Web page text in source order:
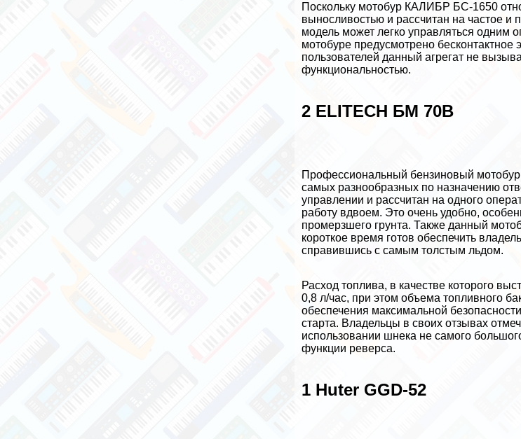
Поскольку мотобур КАЛИБР БС-1650
выносливостью и рассчитан на частое и
модель может легко управляться одним
мотобуре предусмотрено
пользователей данный агрегат не
функциональностью.
2 ELITECH БМ 70В
Профессиональный бензиновый
самых разнообразных по назначению
управлении и рассчитан на одного
работу вдвоем. Это очень удобно,
промерзшего грунта. Также данный
короткое время готов обеспечить
справившись с самым толстым льдом.
Расход топлива, в качестве которого
0,8 л/час, при этом объема топливного
обеспечения максимальной
старта. Владельцы в своих отзывах
использовании шнека не самого
функции реверса.
1 Huter GGD-52